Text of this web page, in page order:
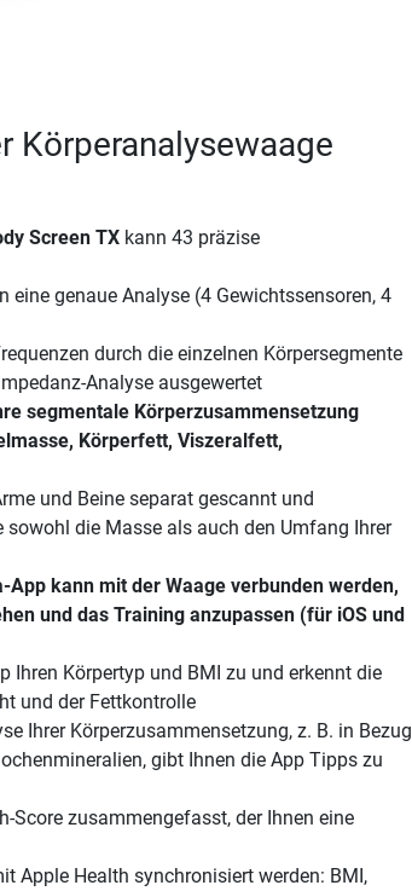
Körperanalysewaage
Screen TXkann 43 präzise
eine genaue Analyse (4 Gewichtssensoren, 4
durch die einzelnen Körpersegmente
Analyse ausgewertet
segmentale Körperzusammensetzung
Körperfett, Viszeralfett,
und Beine separat gescannt und
sowohl die Masse als auch den Umfang Ihrer
kann mit der Waage verbunden werden,
und das Training anzupassen (für iOS und
Ihren Körpertyp und BMI zu und erkennt die
und der Fettkontrolle
Ihrer Körperzusammensetzung, z. B. in Bezug
gibt Ihnen die App Tipps zu
Score zusammengefasst, der Ihnen eine
Apple Health synchronisiert werden: BMI,